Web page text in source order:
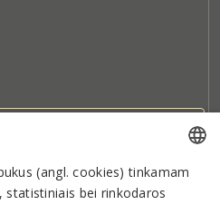
LITHUANIAN
(angl. cookies) tinkamam
statistiniais bei rinkodaros